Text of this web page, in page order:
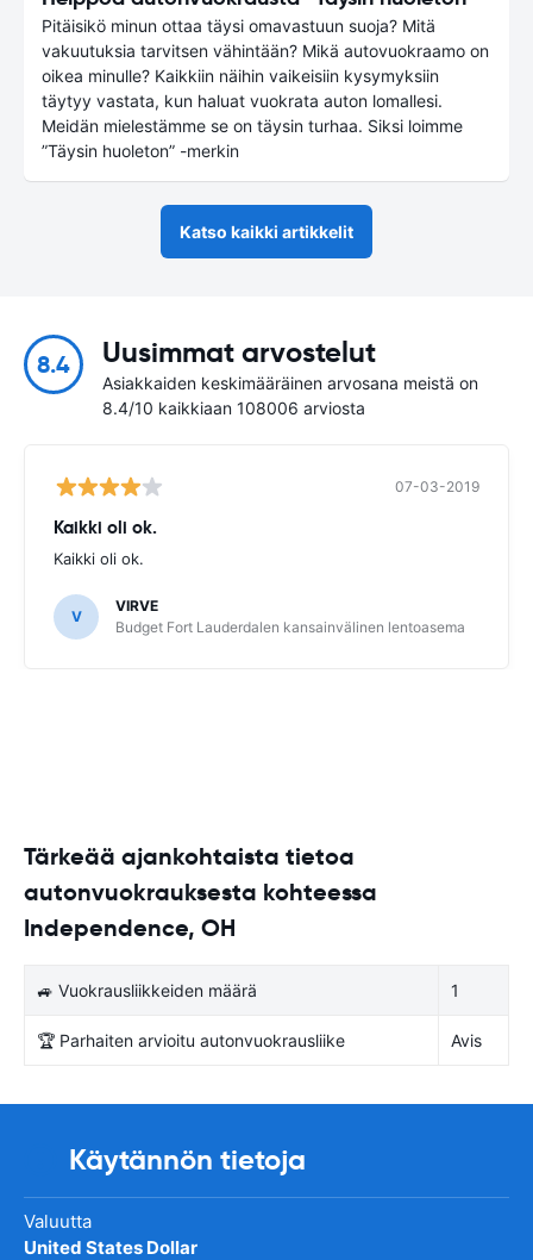
Pitäisikö minun ottaa täysi omavastuun suoja? Mitä
vakuutuksia tarvitsen vähintään? Mikä autovuokraamo on
oikea minulle? Kaikkiin näihin vaikeisiin kysymyksiin
täytyy vastata, kun haluat vuokrata auton lomallesi.
Meidän mielestämme se on täysin turhaa. Siksi loimme
”Täysin huoleton” -merkin
Katso kaikki artikkelit
8.4 Uusimmat arvostelut
Asiakkaiden keskimääräinen arvosana meistä on
8.4/10 kaikkiaan 108006 arviosta
07-03-2019
Kaikki oli ok.
Kaikki oli ok.
V
VIRVE
Budget Fort Lauderdalen kansainvälinen lentoasema
Tärkeää ajankohtaista tietoa
autonvuokrauksesta kohteessa
Independence, OH
🚙 Vuokrausliikkeiden määrä 1
🏆 Parhaiten arvioitu autonvuokrausliike Avis
Käytännön tietoja
Valuutta
United States Dollar